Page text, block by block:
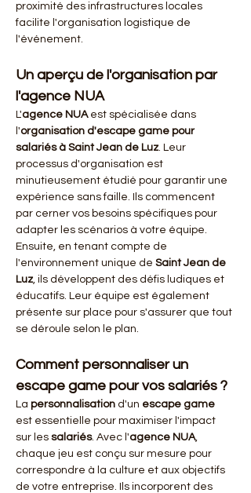
proximité des infrastructures locales
facilite l'organisation logistique de
l'événement.
Un aperçu de l'organisation par
l'agence NUA
L'agence NUA est spécialisée dans
l'organisation d'escape game pour
salariés à Saint Jean de Luz. Leur
processus d'organisation est
minutieusement étudié pour garantir une
expérience sans faille. Ils commencent
par cerner vos besoins spécifiques pour
adapter les scénarios à votre équipe.
Ensuite, en tenant compte de
l'environnement unique de Saint Jean de
Luz, ils développent des défis ludiques et
éducatifs. Leur équipe est également
présente sur place pour s'assurer que tout
se déroule selon le plan.
Comment personnaliser un
escape game pour vos salariés ?
La personnalisation d'un escape game
est essentielle pour maximiser l'impact
sur les salariés. Avec l'agence NUA,
chaque jeu est conçu sur mesure pour
correspondre à la culture et aux objectifs
de votre entreprise. Ils incorporent des